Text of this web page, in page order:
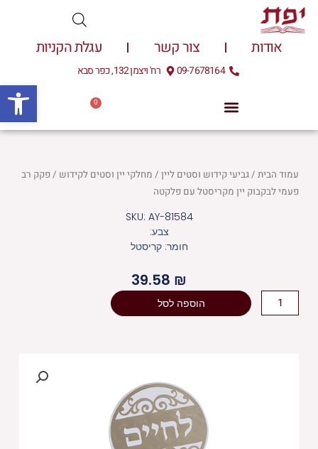
דילוג
לתוכן
אודות צור קשר עגלת הקניות
09-7678164 רח' ויצמן 132, כפר סבא
0
עגלת
עמוד הבית/גביעי קידוש וסטים ליין/ מחלקי יין וסטים לקידוש / פקק רב
פעמי לבקבוק יין מקריסטל עם פלקטה
SKU: AY-81584
צבע:
חומר: קריסטל
39.58 ₪
כמות
של
הוספה לסל